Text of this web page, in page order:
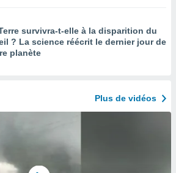
survivra-t-elle à la disparition du
? La science réécrit le dernier jour de
planète
Plus de vidéos